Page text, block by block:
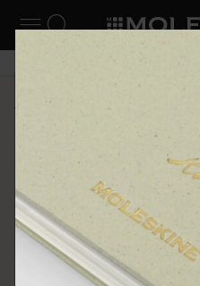
ナビゲーション
検索 (キーワー
6,500円以上の
ーを閉じる
ショップ